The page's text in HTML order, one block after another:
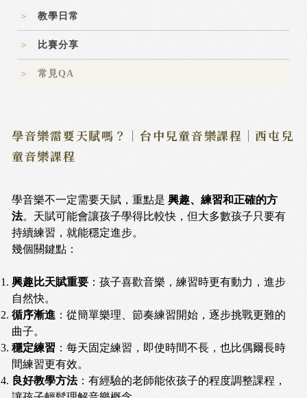
教學日常
比賽分享
常見QA
學音樂需要天賦嗎？｜台中兒童音樂課程｜西屯兒
童音樂課程
學音樂不一定需要天賦，重點是 興趣、練習和正確的方
法。天賦可能會讓孩子學得比較快，但大多數孩子只要有
持續練習，就能穩定進步。
幾個關鍵點：
興趣比天賦重要 ：孩子喜歡音樂，練習時更有動力，進步
自然快。
循序漸進 ：從簡單樂理、節奏練習開始，逐步挑戰更難的
曲子。
穩定練習 ：每天固定練習，即使時間不長，也比偶爾長時
間練習更有效。
良好教學方法：有經驗的老師能依孩子的程度調整課程，